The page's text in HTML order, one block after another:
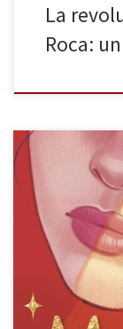
La
Roca:
Maldita fortuna
por Crossbook.
humana, a
que marcan su
como los